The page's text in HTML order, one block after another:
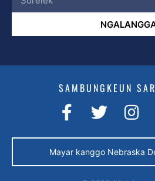
SAMBUNGKEUN
Mayar kanggo Nebraska